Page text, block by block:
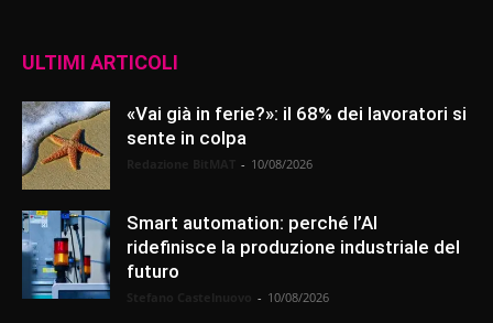
ULTIMI ARTICOLI
«Vai già in ferie?»: il 68% dei lavoratori si
sente in colpa
- 10/08/2026
Smart automation: perché l’AI
ridefinisce la produzione industriale del
futuro
- 10/08/2026